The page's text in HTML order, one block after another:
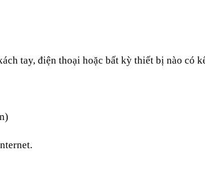
tay, điện thoại hoặc bất kỳ thiết bị nào có